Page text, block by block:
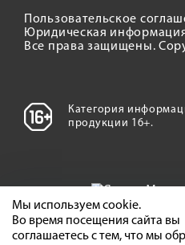
Пользовательское
Юридическая
Все права защищены.
Категория
продукции 16+.
Мы используем cookie.
Во время посещения сайта вы
соглашаетесь с тем, что мы